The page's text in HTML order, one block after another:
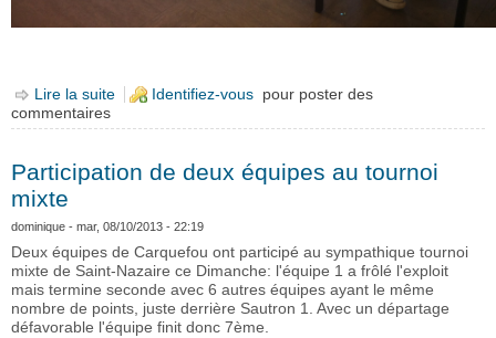
Lire la suite de Nouvelles de la 1ère semaine d'Echecs de
Identifiez-vous pour poster des
commentaires
Participation de deux équipes au tournoi
mixte
dominique - mar, 08/10/2013 - 22:19
Deux équipes de Carquefou ont participé au sympathique tournoi
mixte de Saint-Nazaire ce Dimanche: l'équipe 1 a frôlé l'exploit
mais termine seconde avec 6 autres équipes ayant le même
nombre de points, juste derrière Sautron 1. Avec un départage
défavorable l'équipe finit donc 7ème.